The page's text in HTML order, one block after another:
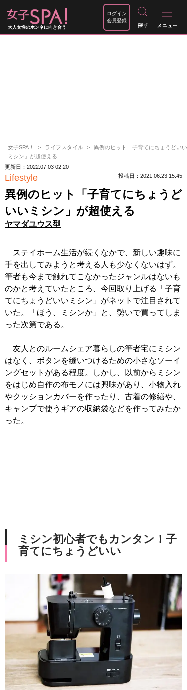
大人女性のホンネに向き合う
ログイン
会員登録
女子SPA！ ライフスタイル
異例のヒット「子育てにちょうどいい
ミシン」が超使える
更新日：2022.07.03 02:20
Lifestyle 投稿日：2021.06.23 15:45
異例のヒット「子育てにちょうど
いいミシン」が超使える
ヤマダユウス型
ステイホーム生活が続くなかで、新しい趣味に
手を出してみようと考える人も少なくないはず。
筆者も今まで触れてこなかったジャンルはないも
のかと考えていたところ、今回取り上げる「子育
てにちょうどいいミシン」がネットで注目されて
いた。「ほう、ミシンか」と、勢いで買ってしま
った次第である。
友人とのルームシェア暮らしの筆者宅にミシン
はなく、ボタンを縫いつけるための小さなソーイ
ングセットがある程度。しかし、以前からミシン
をはじめ自作の布モノには興味があり、小物入れ
やクッションカバーを作ったり、古着の修繕や、
キャンプで使うギアの収納袋などを作ってみたか
った。
ミシン初心者でもカンタン！子
育てにちょうどいい